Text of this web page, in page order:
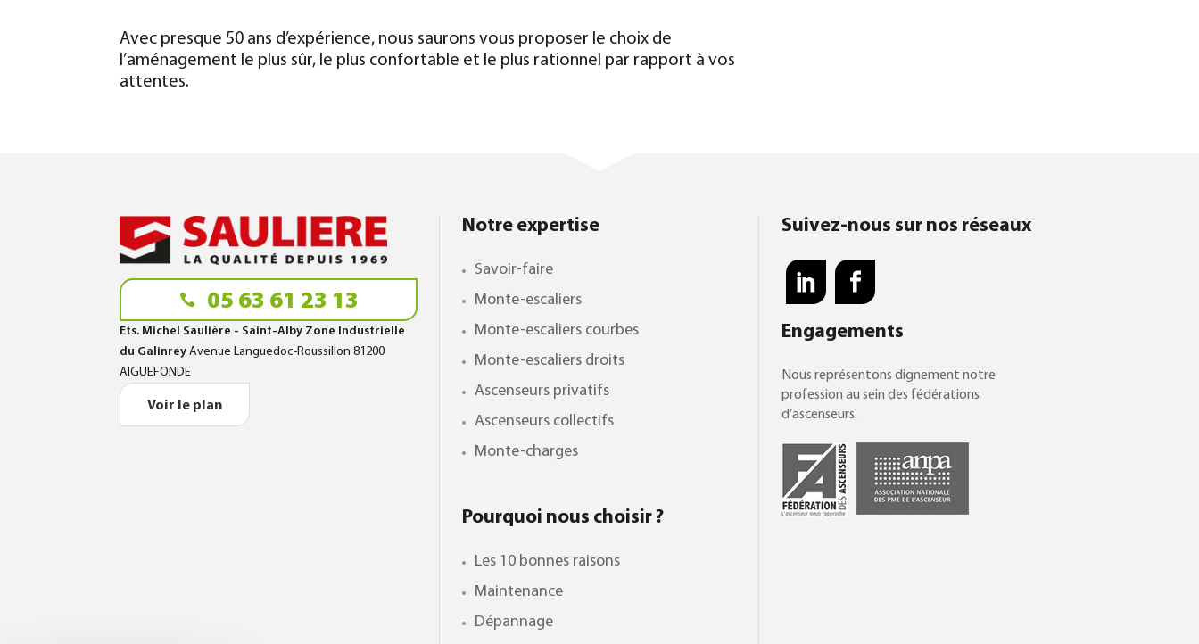
Avec presque 50 ans d’expérience, nous saurons vous proposer le choix de
l’aménagement le plus sûr, le plus confortable et le plus rationnel par rapport à vos
attentes.
05 63 61 23 13
Ets. Michel Saulière - Saint-Alby Zone Industrielle
du GalinreyAvenue Languedoc-Roussillon 81200
AIGUEFONDE
Voir le plan
Notre expertise
Savoir-faire
Monte-escaliers
Monte-escaliers courbes
Monte-escaliers droits
Ascenseurs privatifs
Ascenseurs collectifs
Monte-charges
Pourquoi nous choisir ?
Les 10 bonnes raisons
Maintenance
Dépannage
Suivez-nous sur nos réseaux
Engagements
Nous représentons dignement notre
profession au sein des fédérations
d’ascenseurs.